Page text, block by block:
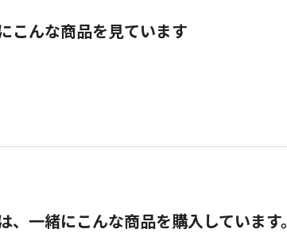
こんな商品を見ています
、一緒にこんな商品を購入しています。